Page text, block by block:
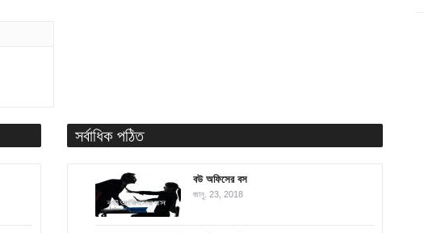
সর্বাধিক পঠিত
বউ অফিসের বস
জানু. 23, 2018